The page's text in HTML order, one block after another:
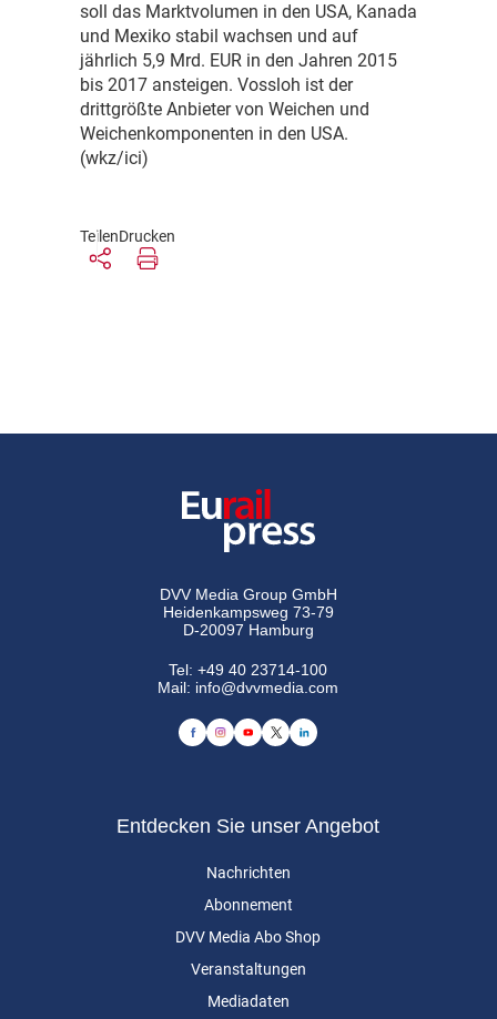
soll das Marktvolumen in den USA, Kanada
und Mexiko stabil wachsen und auf
jährlich 5,9 Mrd. EUR in den Jahren 2015
bis 2017 ansteigen. Vossloh ist der
drittgrößte Anbieter von Weichen und
Weichenkomponenten in den USA.
(wkz/ici)
TeilenDrucken
DVV Media Group GmbH
Heidenkampsweg 73-79
D-20097 Hamburg
Tel:+49 40 23714-100
Mail: info@dvvmedia.com
Entdecken Sie unser Angebot
Nachrichten
Abonnement
DVV Media Abo Shop
Veranstaltungen
Mediadaten